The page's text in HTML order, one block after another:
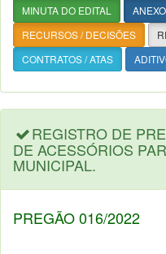
MINUTA DO EDITAL
RECURSOS / DECISÕES
CONTRATOS / ATAS
REGISTRO DE
DE ACESSÓRIOS
MUNICIPAL.
PREGÃO 016/2022